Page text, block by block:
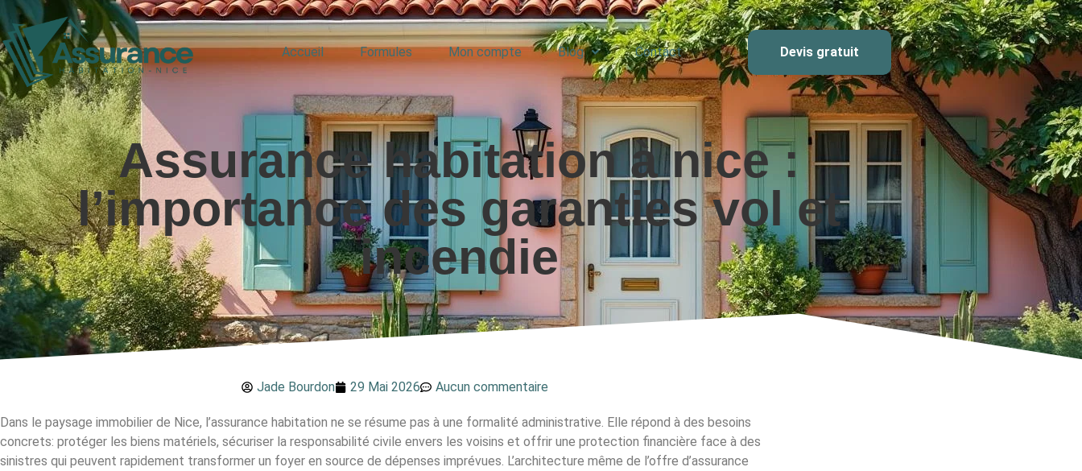
Accueil Formules Mon compte Blog Contact Devis gratuit
Assurance habitation à nice :
l’importance des garanties vol et
incendie
Jade Bourdon 29 Mai 2026 Aucun commentaire
Dans le paysage immobilier de Nice, l’assurance habitation ne se résume pas à une formalité administrative. Elle répond à des besoins
concrets: protéger les biens matériels, sécuriser la responsabilité civile envers les voisins et offrir une protection financière face à des
sinistres qui peuvent rapidement transformer un foyer en source de dépenses imprévues. L’architecture même de l’offre d’assurance